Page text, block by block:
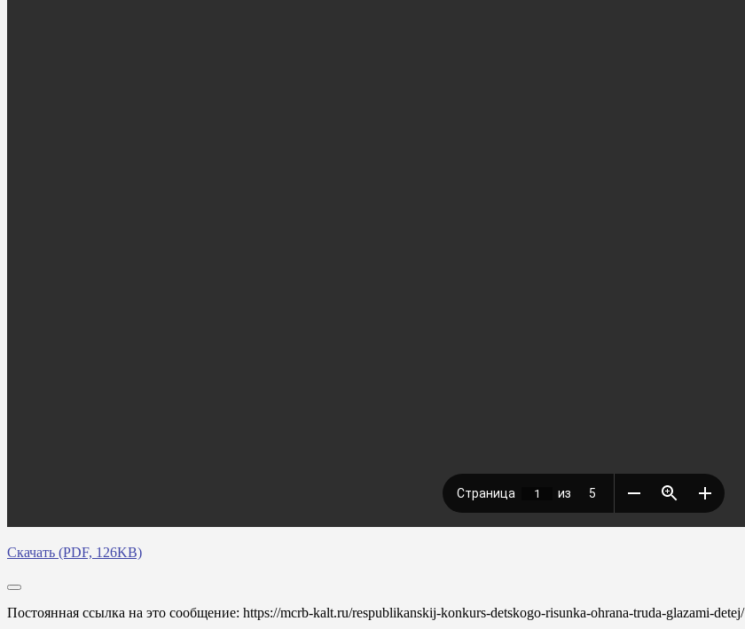
Скачать (PDF, 126KB)
Постоянная ссылка на это сообщение: https://mcrb-kalt.ru/respublikanskij-konkurs-detskogo-risunka-ohrana-truda-glazami-detej/